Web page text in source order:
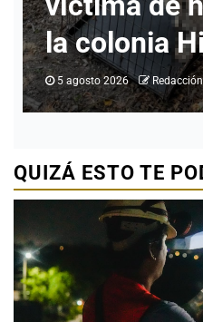
programas
5 agosto 2026 Redacción
QUIZÁ ESTO TE